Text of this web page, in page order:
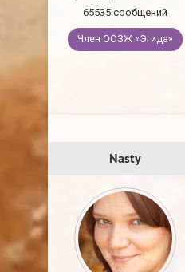
65535 сообщений
Член ООЗЖ «Эгида»
Nasty